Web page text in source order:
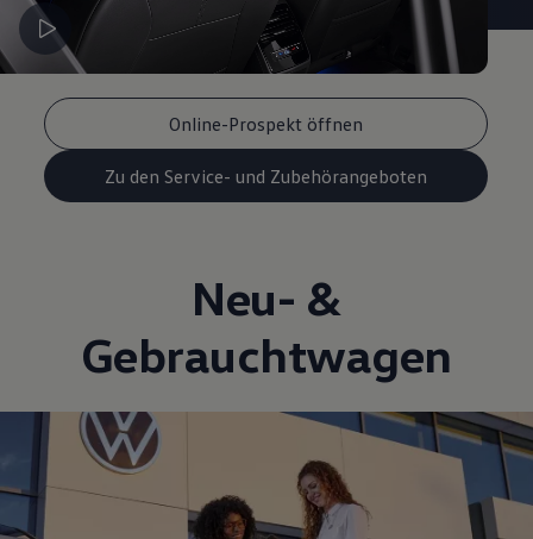
Online-Prospekt öffnen
Zu den Service- und Zubehörangeboten
Neu- &
Gebrauchtwagen